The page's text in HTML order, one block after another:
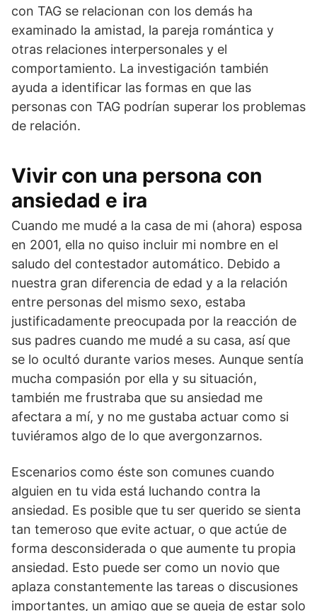
con TAG se relacionan con los demás ha
examinado la amistad, la pareja romántica y
otras relaciones interpersonales y el
comportamiento. La investigación también
ayuda a identificar las formas en que las
personas con TAG podrían superar los problemas
de relación.
Vivir con una persona con
ansiedad e ira
Cuando me mudé a la casa de mi (ahora) esposa
en 2001, ella no quiso incluir mi nombre en el
saludo del contestador automático. Debido a
nuestra gran diferencia de edad y a la relación
entre personas del mismo sexo, estaba
justificadamente preocupada por la reacción de
sus padres cuando me mudé a su casa, así que
se lo ocultó durante varios meses. Aunque sentía
mucha compasión por ella y su situación,
también me frustraba que su ansiedad me
afectara a mí, y no me gustaba actuar como si
tuviéramos algo de lo que avergonzarnos.
Escenarios como éste son comunes cuando
alguien en tu vida está luchando contra la
ansiedad. Es posible que tu ser querido se sienta
tan temeroso que evite actuar, o que actúe de
forma desconsiderada o que aumente tu propia
ansiedad. Esto puede ser como un novio que
aplaza constantemente las tareas o discusiones
importantes, un amigo que se queja de estar solo